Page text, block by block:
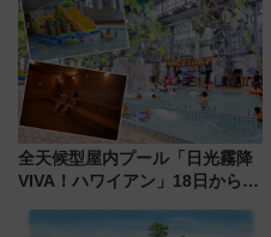
全天候型屋内プール「日光霧降
VIVA！ハワイアン」18日から営
ァミリーから大人まで幅広い世